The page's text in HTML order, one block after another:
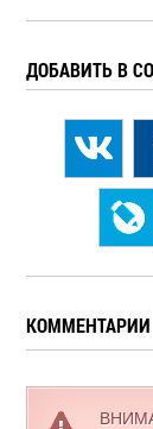
ДОБАВИТЬ В
КОММЕНТАРИИ